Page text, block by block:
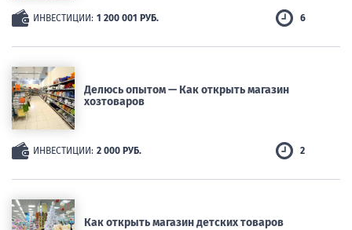
ИНВЕСТИЦИИ: 1 200 001 РУБ. 6
Делюсь опытом — Как открыть магазин
хозтоваров
ИНВЕСТИЦИИ: 2 000 РУБ. 2
Как открыть магазин детских товаров